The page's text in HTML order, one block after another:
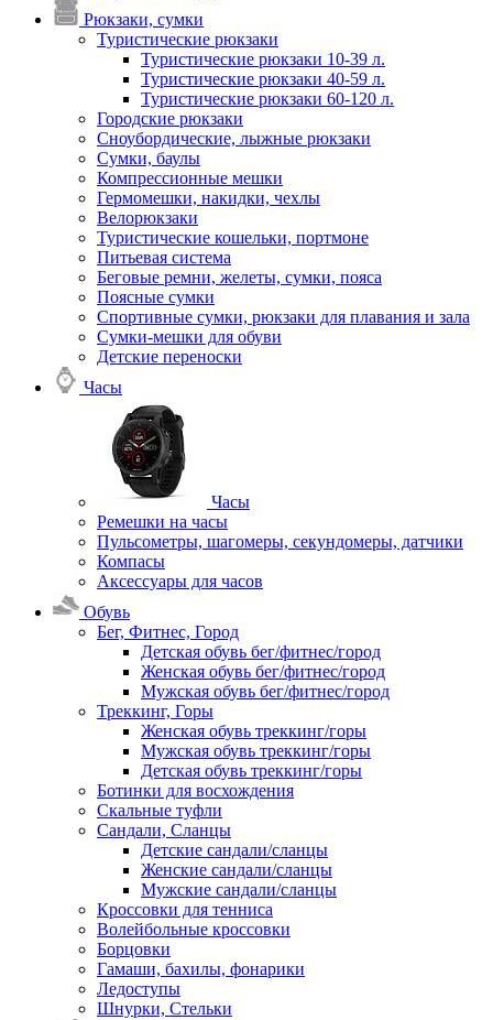
Рюкзаки, сумки
Туристические рюкзаки
Туристические рюкзаки 10-39 л.
Туристические рюкзаки 40-59 л.
Туристические рюкзаки 60-120 л.
Городские рюкзаки
Сноубордические, лыжные рюкзаки
Сумки, баулы
Компрессионные мешки
Гермомешки, накидки, чехлы
Велорюкзаки
Туристические кошельки, портмоне
Питьевая система
Беговые ремни, желеты, сумки, пояса
Поясные сумки
Спортивные сумки, рюкзаки для плавания и зала
Сумки-мешки для обуви
Детские переноски
Часы
Часы
Ремешки на часы
Пульсометры, шагомеры, секундомеры, датчики
Компасы
Аксессуары для часов
Обувь
Бег, Фитнес, Город
Детская обувь бег/фитнес/город
Женская обувь бег/фитнес/город
Мужская обувь бег/фитнес/город
Треккинг, Горы
Женская обувь треккинг/горы
Мужская обувь треккинг/горы
Детская обувь треккинг/горы
Ботинки для восхождения
Скальные туфли
Сандали, Сланцы
Детские сандали/сланцы
Женские сандали/сланцы
Мужские сандали/сланцы
Кроссовки для тенниса
Волейбольные кроссовки
Борцовки
Гамаши, бахилы, фонарики
Ледоступы
Шнурки, Стельки